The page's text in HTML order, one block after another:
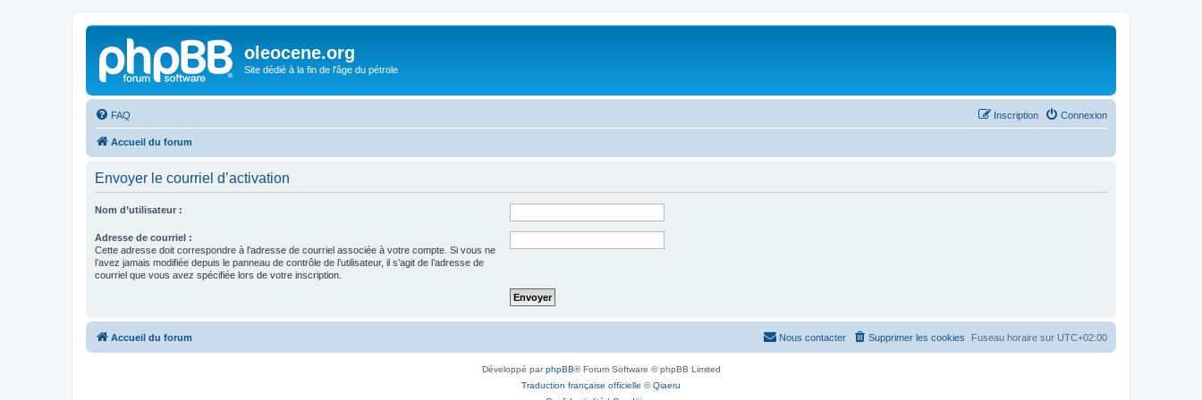
oleocene.org
Site dédié à la fin de l'âge du pétrole
FAQ Connexion
Inscription
Accueil du forum
Envoyer le courriel d’activation
Nom d’utilisateur :
Adresse de courriel :
Cette adresse doit correspondre à l’adresse de courriel associée à votre compte. Si vous ne
l’avez jamais modifiée depuis le panneau de contrôle de l’utilisateur, il s’agit de l’adresse de
courriel que vous avez spécifiée lors de votre inscription.
Accueil du forum Fuseau horaire sur UTC+02:00
Supprimer les cookies
Nous contacter
Développé parphpBB® Forum Software © phpBB Limited
Traduction française officielle ©Qiaeru